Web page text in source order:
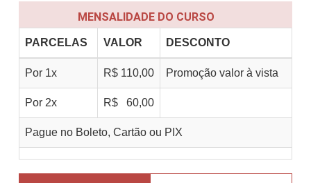
MENSALIDADE DO CURSO
PARCELAS VALOR DESCONTO
Por 1x R$ 110,00 Promoção valor à vista
Por 2x R$ 60,00
Pague no Boleto, Cartão ou PIX